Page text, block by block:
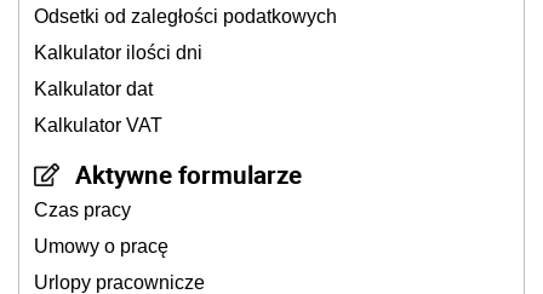
Odsetki od zaległości podatkowych
Kalkulator ilości dni
Kalkulator dat
Kalkulator VAT
Aktywne formularze
Czas pracy
Umowy o pracę
Urlopy pracownicze